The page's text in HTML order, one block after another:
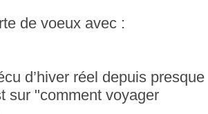
de voeux avec :
d’hiver réel depuis presque
sur "comment voyager